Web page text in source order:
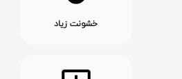
خشونت زیاد